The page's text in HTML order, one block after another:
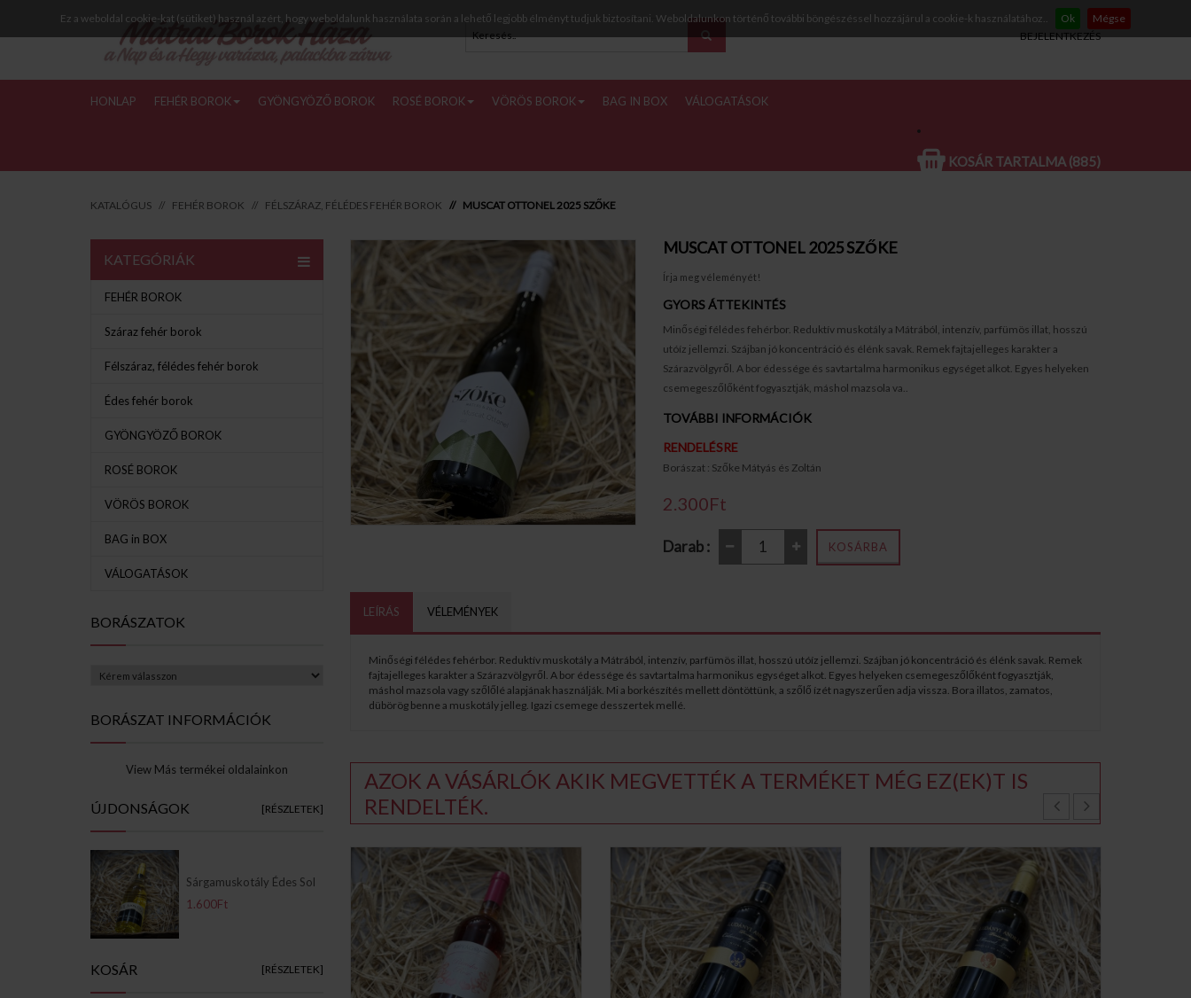
Ez a weboldal cookie-kat (sütiket) használ azért, hogy weboldalunk használata során a lehető legjobb élményt tudjuk biztosítani. Weboldalunkon történő további böngészéssel hozzájárul a cookie-k használatához.. Ok
Mégse
BEJELENTKEZÉS
HONLAP FEHÉR BOROK GYÖNGYÖZŐ BOROK ROSÉ BOROK VÖRÖS BOROK BAG IN BOX VÁLOGATÁSOK
KOSÁR TARTALMA (885)
KATALÓGUS FEHÉR BOROK FÉLSZÁRAZ, FÉLÉDES FEHÉR BOROK MUSCAT OTTONEL 2025 SZŐKE
MUSCAT OTTONEL 2025 SZŐKE
Írja meg véleményét!
GYORS ÁTTEKINTÉS
Minőségi félédes fehérbor. Reduktív muskotály a Mátrából, intenzív, parfümös illat, hosszú
utóíz jellemzi. Szájban jó koncentráció és élénk savak. Remek fajtajelleges karakter a
Szárazvölgyről. A bor édessége és savtartalma harmonikus egységet alkot. Egyes helyeken
csemegeszőlőként fogyasztják, máshol mazsola va..
TOVÁBBI INFORMÁCIÓK
RENDELÉSRE
Borászat : Szőke Mátyás és Zoltán
2.300Ft
Darab : KOSÁRBA
LEÍRÁS VÉLEMÉNYEK
Minőségi félédes fehérbor. Reduktív muskotály a Mátrából, intenzív, parfümös illat, hosszú utóíz jellemzi. Szájban jó koncentráció és élénk savak. Remek
fajtajelleges karakter a Szárazvölgyről. A bor édessége és savtartalma harmonikus egységet alkot. Egyes helyeken csemegeszőlőként fogyasztják,
máshol mazsola vagy szőlőlé alapjának használják. Mi a borkészítés mellett döntöttünk, a szőlő ízét nagyszerűen adja vissza. Bora illatos, zamatos,
dübörög benne a muskotály jelleg. Igazi csemege desszertek mellé.
AZOK A VÁSÁRLÓK AKIK MEGVETTÉK A TERMÉKET MÉG EZ(EK)T IS
RENDELTÉK.
KATEGÓRIÁK
FEHÉR BOROK
Száraz fehér borok
Félszáraz, félédes fehér borok
Édes fehér borok
GYÖNGYÖZŐ BOROK
ROSÉ BOROK
VÖRÖS BOROK
BAG in BOX
VÁLOGATÁSOK
BORÁSZATOK
BORÁSZAT INFORMÁCIÓK
View Más termékei oldalainkon
ÚJDONSÁGOK [RÉSZLETEK]
Sárgamuskotály Édes Sol
1.600Ft
KOSÁR [RÉSZLETEK]